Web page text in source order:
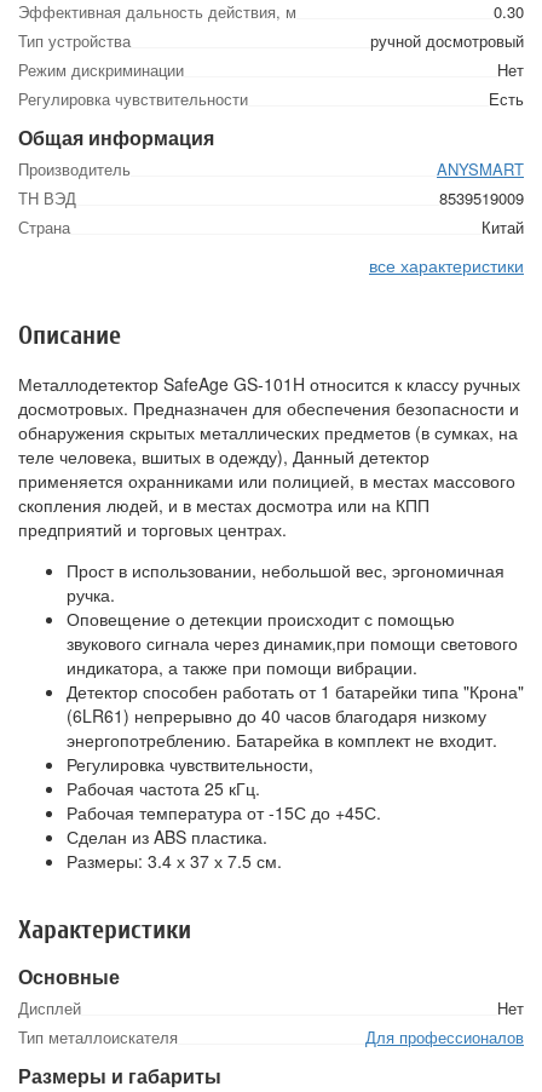
Эффективная дальность действия, м
0.30
Тип устройства
ручной досмотровый
Режим дискриминации
Нет
Регулировка чувствительности
Есть
Общая информация
Производитель
ANYSMART
ТН ВЭД
8539519009
Страна
Китай
все характеристики
Описание
Металлодетектор SafeAge GS-101H относится к классу ручных
досмотровых. Предназначен для обеспечения безопасности и
обнаружения скрытых металлических предметов (в сумках, на
теле человека, вшитых в одежду), Данный детектор
применяется охранниками или полицией, в местах массового
скопления людей, и в местах досмотра или на КПП
предприятий и торговых центрах.
Прост в использовании, небольшой вес, эргономичная
ручка.
Оповещение о детекции происходит с помощью
звукового сигнала через динамик,при помощи светового
индикатора, а также при помощи вибрации.
Детектор способен работать от 1 батарейки типа "Крона"
(6LR61) непрерывно до 40 часов благодаря низкому
энергопотреблению. Батарейка в комплект не входит.
Регулировка чувствительности,
Рабочая частота 25 кГц.
Рабочая температура от -15С до +45С.
Сделан из ABS пластика.
Размеры: 3.4 х 37 х 7.5 см.
Характеристики
Основные
Дисплей
Нет
Тип металлоискателя
Для профессионалов
Размеры и габариты